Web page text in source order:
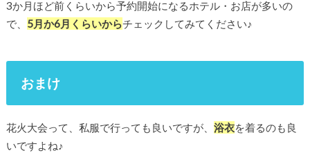
3か月ほど前くらいから予約開始になるホテル・お店が多いの
で、 5月か6月くらいからチェックしてみてください♪
おまけ
花火大会って、私服で行っても良いですが、 浴衣を着るのも良
いですよね♪